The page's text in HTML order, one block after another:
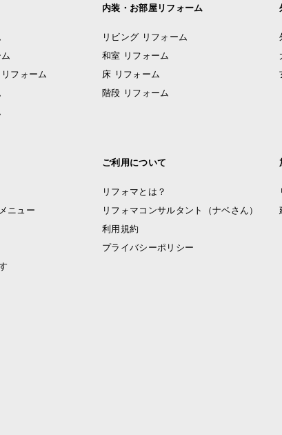
フォーム
内装・お部屋リフォーム
リビング リフォーム
和室 リフォーム
床 リフォーム
階段 リフォーム
ニュー
ご利用について
リフォマとは？
リフォマコンサルタント（ナベさん）
利用規約
プライバシーポリシー